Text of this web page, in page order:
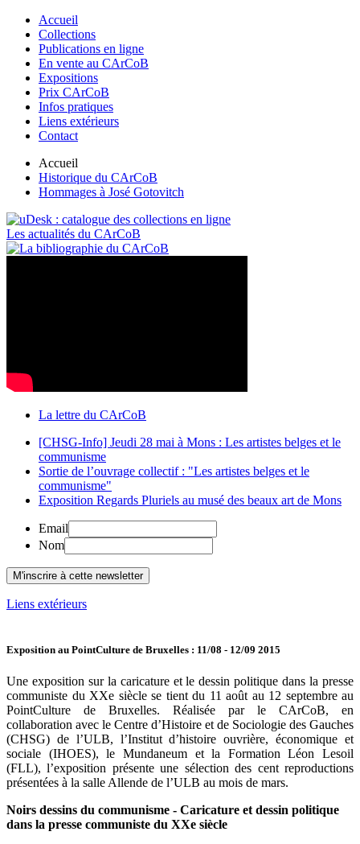
Accueil
Collections
Publications en ligne
En vente au CArCoB
Expositions
Prix CArCoB
Infos pratiques
Liens extérieurs
Contact
Accueil
Historique du CArCoB
Hommages à José Gotovitch
Les actualités du CArCoB
La lettre du CArCoB
[CHSG-Info] Jeudi 28 mai à Mons : Les artistes belges et le
communisme
Sortie de l’ouvrage collectif : "Les artistes belges et le
communisme"
Exposition Regards Pluriels au musé des beaux art de Mons
Email
Nom
Liens extérieurs
Exposition au PointCulture de Bruxelles : 11/08 - 12/09 2015
Une exposition sur la caricature et le dessin politique dans la presse
communiste du XXe siècle se tient du 11 août au 12 septembre au
PointCulture de Bruxelles. Réalisée par le CArCoB, en
collaboration avec le Centre d’Histoire et de Sociologie des Gauches
(CHSG) de l’ULB, l’Institut d’histoire ouvrière, économique et
sociale (IHOES), le Mundaneum et la Formation Léon Lesoil
(FLL), l’exposition présente une sélection des cent reproductions
présentées à la salle Allende de l’ULB au mois de mars.
Noirs dessins du communisme - Caricature et dessin politique
dans la presse communiste du XXe siècle